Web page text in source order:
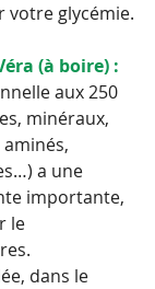
votre glycémie.
(à boire) :
aux 250
minéraux,
a une
importante,
le
dans le